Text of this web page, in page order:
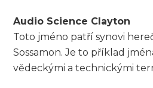
Audio Science Clayton
Toto jméno patří synovi
Sossamon. Je to příklad
vědeckými a technickými